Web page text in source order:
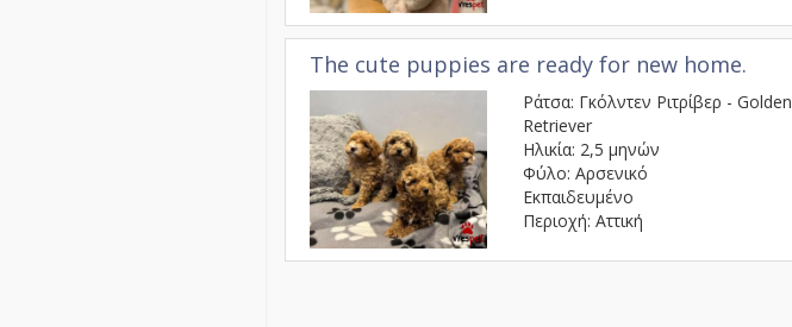
The cute puppies are ready for new home.
Ράτσα: Γκόλντεν Ριτρίβερ - Golden
Retriever
Ηλικία: 2,5 μηνών
Φύλο: Αρσενικό
Εκπαιδευμένο
Περιοχή: Αττική